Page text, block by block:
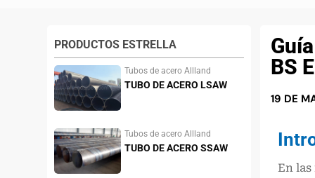
PRODUCTOS ESTRELLA
Tubos de acero Allland
TUBO DE ACERO LSAW
Tubos de acero Allland
TUBO DE ACERO SSAW
BS
19 DE
En